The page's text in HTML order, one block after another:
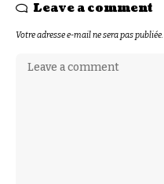
Leave a comment
Votre adresse e-mail ne sera pas publiée.